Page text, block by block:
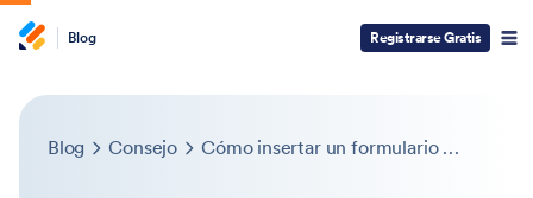
Blog Registrarse Gratis
Blog Consejo Cómo insertar un formulario de Google